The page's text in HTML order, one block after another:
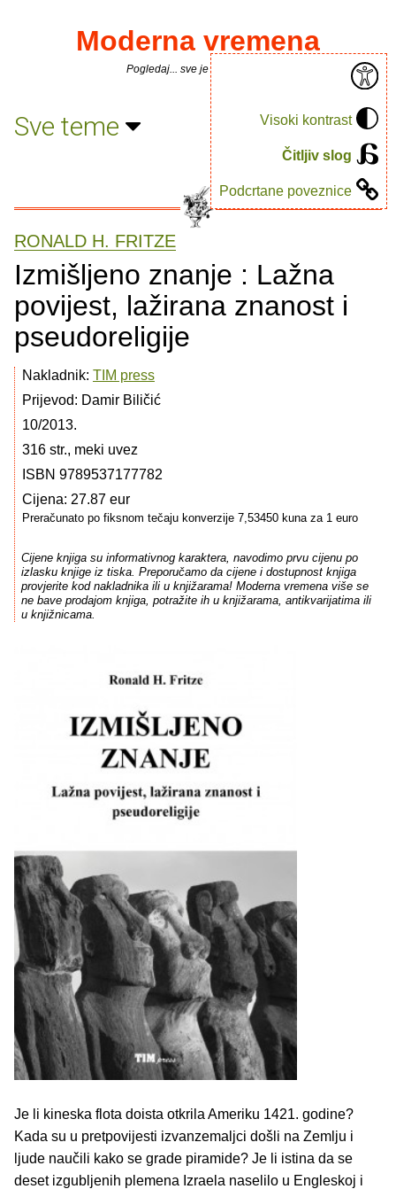
Visoki kontrast
Čitljiv slog
Podcrtane poveznice
Moderna vremena
Pogledaj... sve je puno knjiga.
Sve teme
RONALD H. FRITZE
Izmišljeno znanje : Lažna
povijest, lažirana znanost i
pseudoreligije
Nakladnik: TIM press
Prijevod: Damir Biličić
10/2013.
316 str., meki uvez
ISBN 9789537177782
Cijena: 27.87 eur
Preračunato po fiksnom tečaju konverzije 7,53450 kuna za 1 euro
Cijene knjiga su informativnog karaktera, navodimo prvu cijenu po
izlasku knjige iz tiska. Preporučamo da cijene i dostupnost knjiga
provjerite kod nakladnika ili u knjižarama! Moderna vremena više se
ne bave prodajom knjiga, potražite ih u knjižarama, antikvarijatima ili
u knjižnicama.
Je li kineska flota doista otkrila Ameriku 1421. godine?
Kada su u pretpovijesti izvanzemaljci došli na Zemlju i
ljude naučili kako se grade piramide? Je li istina da se
deset izgubljenih plemena Izraela naselilo u Engleskoj i